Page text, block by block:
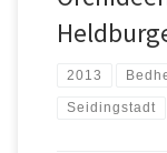
2013
Seidingstadt